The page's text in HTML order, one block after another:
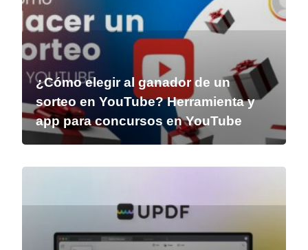
¿Cómo elegir al ganador de un
sorteo en YouTube? Herramienta y
app para concursos en YouTube